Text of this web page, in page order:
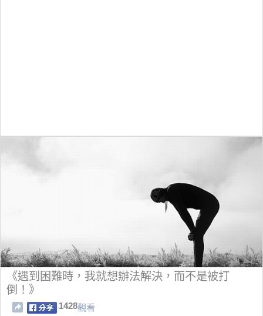
《遇到困難時，我就想辦法解決，而不是被打
倒！》
1428觀看